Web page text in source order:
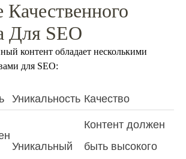
Качественного
Для SEO
контент обладает несколькими
для SEO:
Уникальность Качество
Уникальный
Контент должен
быть высокого